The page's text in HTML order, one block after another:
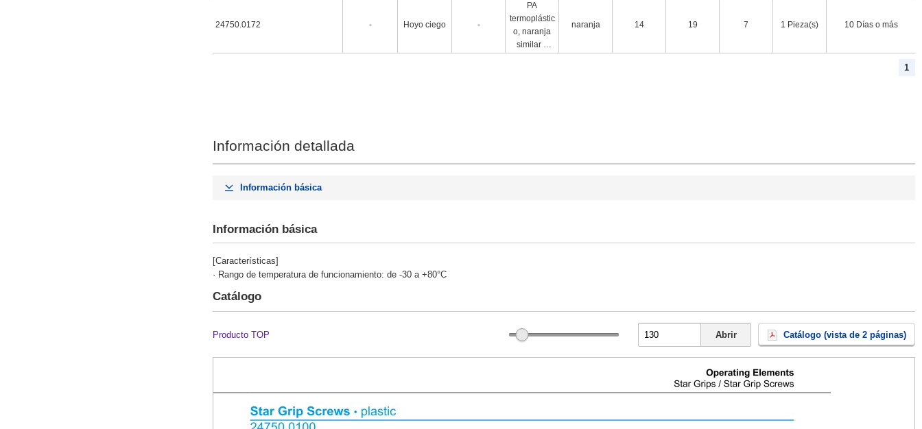
24750.0172 - Hoyo ciego -
PA
termoplástic
o, naranja
similar a
naranja 14 19 7 1 Pieza(s) 10 Días o más
1
Información detallada
Información básica
Información básica
[Características]
· Rango de temperatura de funcionamiento: de -30 a +80°C
Catálogo
Producto TOP Abrir Catálogo (vista de 2 páginas)